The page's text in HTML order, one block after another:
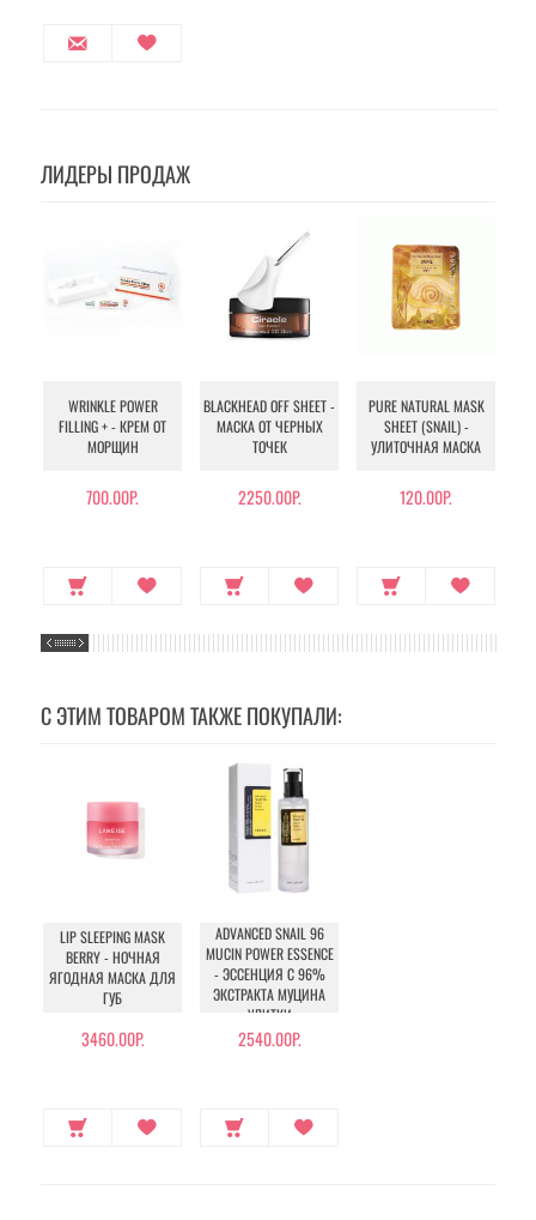
ЛИДЕРЫ ПРОДАЖ
WRINKLE POWER
FILLING + - КРЕМ ОТ
МОРЩИН
700.00Р.
BLACKHEAD OFF SHEET -
МАСКА ОТ ЧЕРНЫХ
ТОЧЕК
2250.00Р.
PURE NATURAL MASK
SHEET (SNAIL) -
УЛИТОЧНАЯ МАСКА
120.00Р.
С ЭТИМ ТОВАРОМ ТАКЖЕ ПОКУПАЛИ:
LIP SLEEPING MASK
ВERRY - НОЧНАЯ
ЯГОДНАЯ МАСКА ДЛЯ
ГУБ
3460.00Р.
ADVANCED SNAIL 96
MUCIN POWER ESSENCE
- ЭССЕНЦИЯ С 96%
ЭКСТРАКТА МУЦИНА
УЛИТКИ
2540.00Р.